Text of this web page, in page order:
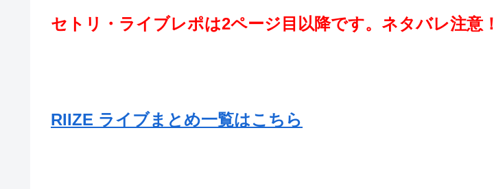
セトリ・ライブレポは2ページ目以降です。ネタバレ注意！
RIIZE ライブまとめ一覧はこちら